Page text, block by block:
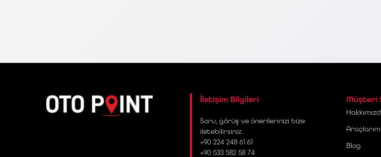
İletişim Bilgileri
Soru, görüş ve önerilerinizi bize
iletebilirsiniz.
+90 224 248 61 61
+90 533 582 58 74
Müşteri
Blog